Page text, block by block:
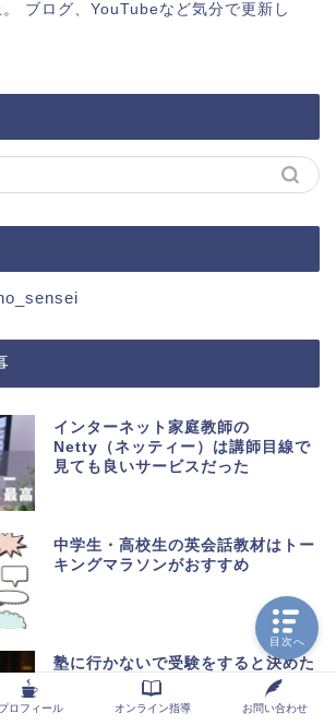
ブログ、YouTubeなど気分で更新し
インターネット家庭教師の
Netty（ネッティー）は講師目線で
見ても良いサービスだった
中学生・高校生の英会話教材はトー
キングマラソンがおすすめ
塾に行かないで受験をすると決めた
人へ。塾なし受験で失敗しないため
のポイント
プロフィール オンライン指導 お問い合わせ
目次へ